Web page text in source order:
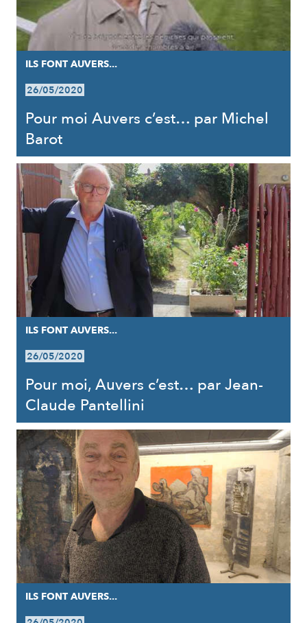
ILS FONT AUVERS...
26/05/2020
Pour moi Auvers c’est… par Michel
Barot
ILS FONT AUVERS...
26/05/2020
Pour moi, Auvers c’est… par Jean-
Claude Pantellini
ILS FONT AUVERS...